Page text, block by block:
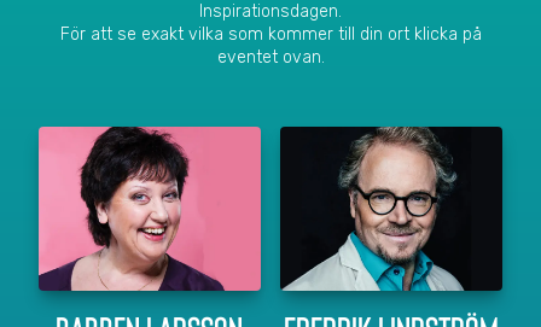
Inspirationsdagen.
För att se exakt vilka som kommer till din ort klicka på
eventet ovan.